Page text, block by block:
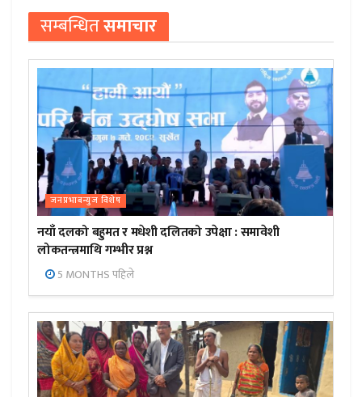
सम्बन्धितसमाचार
जनप्रभाबन्युज विशेष
नयाँ दलको बहुमत र मधेशी दलितको उपेक्षा : समावेशी
लोकतन्त्रमाथि गम्भीर प्रश्न
5 MONTHS पहिले